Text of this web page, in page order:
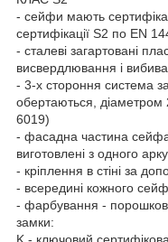
- сейфи мають
сертифікації S2 по EN
- сталеві загартовані
висвердлювання і
- 3-х стороння система
обертаються, діаметром
6019)
- фасадна частина
виготовлені з одного
- кріплення в стіні за
- всередині кожного
- фарбування -
замки:
K - ключовий